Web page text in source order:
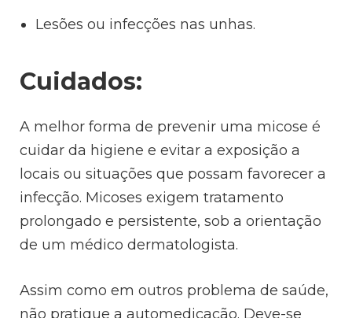
Lesões ou infecções nas unhas.
Cuidados:
A melhor forma de prevenir uma micose é
cuidar da higiene e evitar a exposição a
locais ou situações que possam favorecer a
infecção. Micoses exigem tratamento
prolongado e persistente, sob a orientação
de um médico dermatologista.
Assim como em outros problema de saúde,
não pratique a automedicação. Deve-se